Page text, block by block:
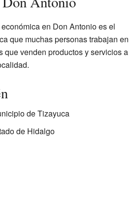
en Don Antonio es el
que muchas personas trabajan en
que venden productos y servicios a
de Tizayuca
de Hidalgo